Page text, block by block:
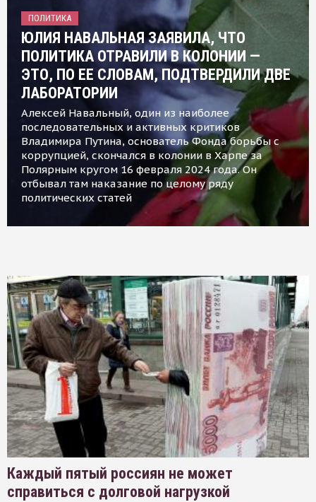
ПОЛИТИКА
ЮЛИЯ НАВАЛЬНАЯ ЗАЯВИЛА, ЧТО
ПОЛИТИКА ОТРАВИЛИ В КОЛОНИИ —
ЭТО, ПО ЕЕ СЛОВАМ, ПОДТВЕРДИЛИ ДВЕ
ЛАБОРАТОРИИ
Алексей Навальный, один из наиболее
последовательных и активных критиков
Владимира Путина, основатель Фонда борьбы с
коррупцией, скончался в колонии в Харпе за
Полярным кругом 16 февраля 2024 года. Он
отбывал там наказание по целому ряду
политических статей
Каждый пятый россиян не может
справиться с долговой нагрузкой